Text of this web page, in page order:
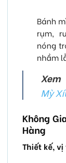
Bánh
rụm,
nóng
nhầm
Xem
Mỳ
Không
Hàng
Thiết kế,